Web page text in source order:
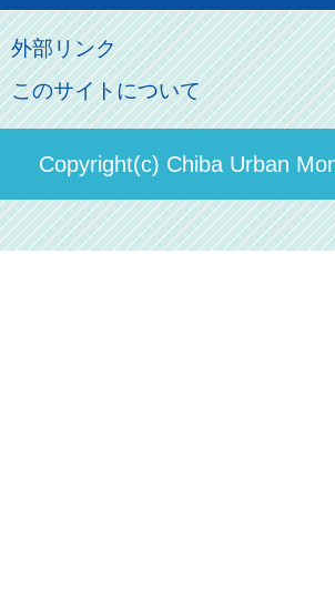
その他のご案内
パスモのご案内
俺の妹。
直営駐車場パーク＆ライド
ステーションギャラリー
駅構内出店者様募集
モノちゃん
よくあるご質問
お問い合わせ先
会社概要
社長ごあいさつ
決算概要
輸送人員の推移（PDF）
外部リンク
このサイトについて
Copyright(c) Chiba Urban